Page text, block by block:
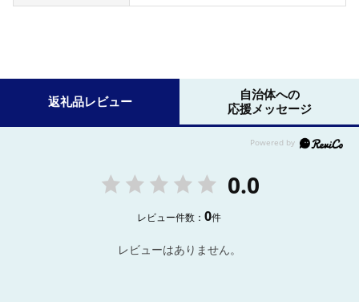
返礼品レビュー
自治体への
応援メッセージ
0.0
レビュー件数：0件
レビューはありません。